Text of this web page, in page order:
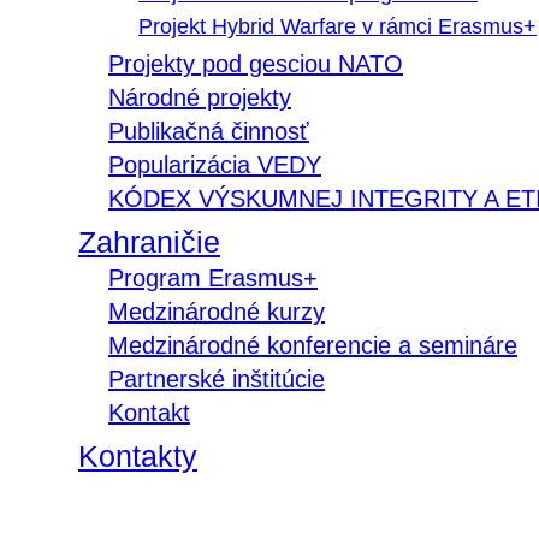
Projekt Hybrid Warfare v rámci Erasmus+
Projekty pod gesciou NATO
Národné projekty
Publikačná činnosť
Popularizácia VEDY
KÓDEX VÝSKUMNEJ INTEGRITY A
Zahraničie
Program Erasmus+
Medzinárodné kurzy
Medzinárodné konferencie a semináre
Partnerské inštitúcie
Kontakt
Kontakty